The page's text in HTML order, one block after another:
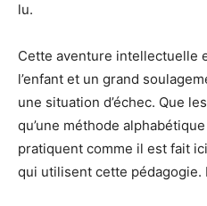
lu.
Cette aventure intellectuelle
l’enfant et un grand
une situation d’échec. Que
qu’une méthode
pratiquent comme il est fait
qui utilisent cette pédagogie.